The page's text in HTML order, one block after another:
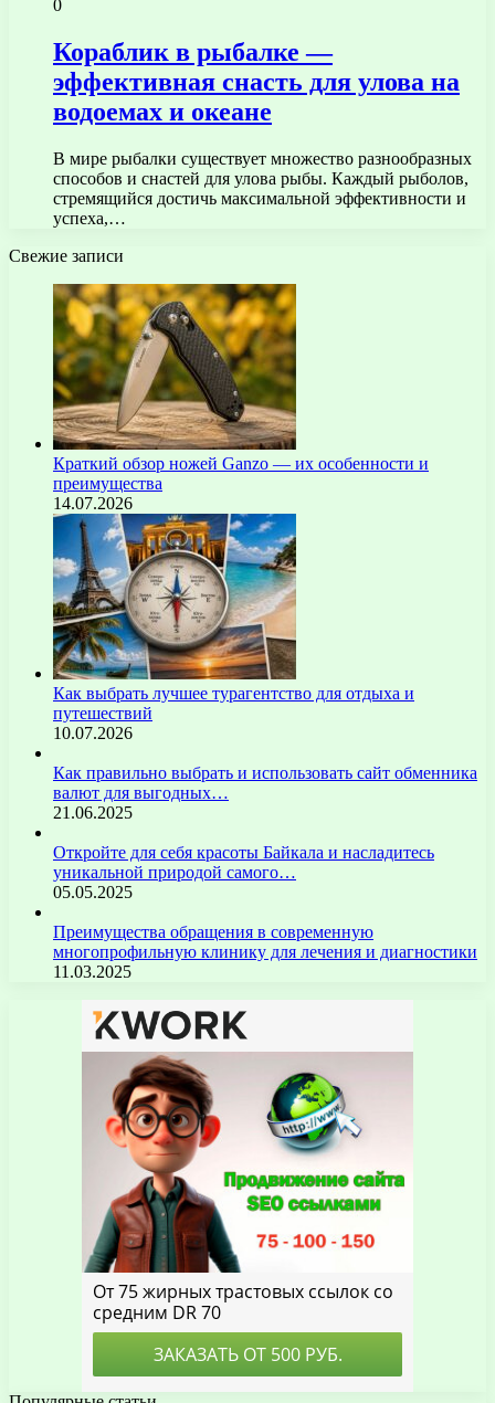
0
Кораблик в рыбалке —
эффективная снасть для улова на
водоемах и океане
В мире рыбалки существует множество разнообразных
способов и снастей для улова рыбы. Каждый рыболов,
стремящийся достичь максимальной эффективности и
успеха,…
Свежие записи
Краткий обзор ножей Ganzo — их особенности и
преимущества
14.07.2026
Как выбрать лучшее турагентство для отдыха и
путешествий
10.07.2026
Как правильно выбрать и использовать сайт обменника
валют для выгодных…
21.06.2025
Откройте для себя красоты Байкала и насладитесь
уникальной природой самого…
05.05.2025
Преимущества обращения в современную
многопрофильную клинику для лечения и диагностики
11.03.2025